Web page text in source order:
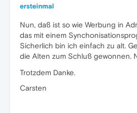
ersteinmal
Nun, daß ist so wie Werbung in
das mit einem
Sicherlich bin ich einfach zu alt.
die Alten zum Schluß gewonnen.
Trotzdem Danke.
Carsten